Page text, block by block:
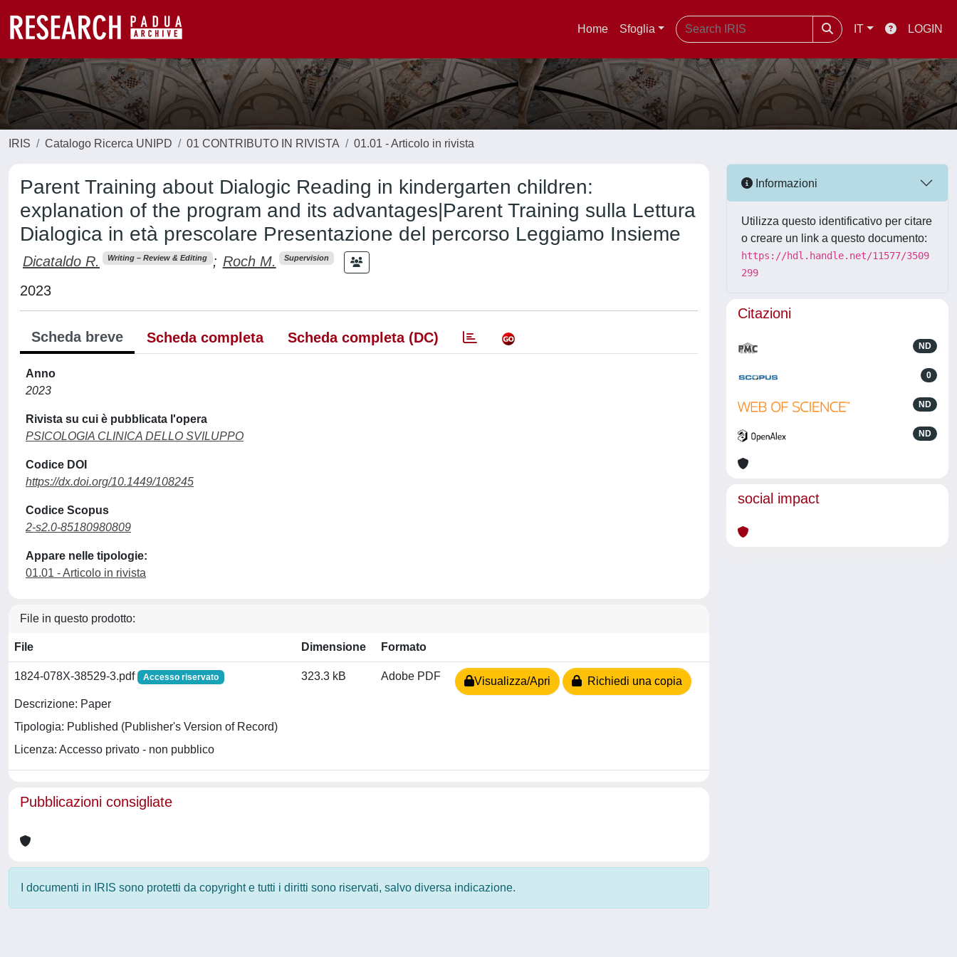
Home Sfoglia IT LOGIN
IRIS Catalogo Ricerca UNIPD 01 CONTRIBUTO IN RIVISTA 01.01 - Articolo in rivista
Parent Training about Dialogic Reading in kindergarten children:
explanation of the program and its advantages|Parent Training sulla Lettura
Dialogica in età prescolare Presentazione del percorso Leggiamo Insieme
Dicataldo R. Writing – Review & Editing ; Roch M. Supervision
2023
Scheda breve Scheda completa Scheda completa (DC)
Anno
2023
Rivista su cui è pubblicata l'opera
PSICOLOGIA CLINICA DELLO SVILUPPO
Codice DOI
https://dx.doi.org/10.1449/108245
Codice Scopus
2-s2.0-85180980809
Appare nelle tipologie:
01.01 - Articolo in rivista
File in questo prodotto:
File Dimensione Formato
1824-078X-38529-3.pdf Accesso riservato
Descrizione: Paper
Tipologia: Published (Publisher's Version of Record)
Licenza: Accesso privato - non pubblico
323.3 kB Adobe PDF Visualizza/Apri Richiedi una copia
Pubblicazioni consigliate
I documenti in IRIS sono protetti da copyright e tutti i diritti sono riservati, salvo diversa indicazione.
Informazioni
Utilizza questo identificativo per citare
o creare un link a questo documento:
https://hdl.handle.net/11577/3509
299
Citazioni
ND
0
ND
ND
social impact